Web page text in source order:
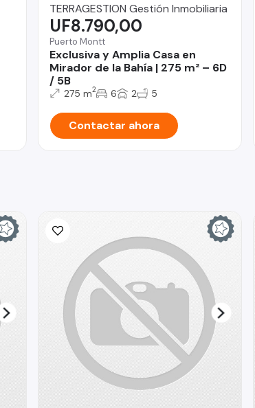
TERRAGESTION Gestión Inmobiliaria
Puerto Montt
Exclusiva y Amplia Casa en
Mirador de la Bahía | 275 m² – 6D
/ 5B
UF8.790,00
275 m2 6 2 5
Contactar ahora